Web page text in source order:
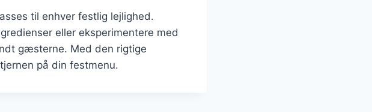
til enhver festlig lejlighed.
eller eksperimentere med
gæsterne. Med den rigtige
på din festmenu.